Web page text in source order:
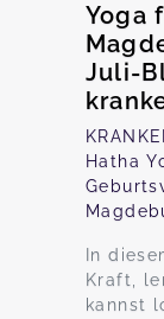
Yoga
Juli-
Hatha
In
Kraft,
kannst